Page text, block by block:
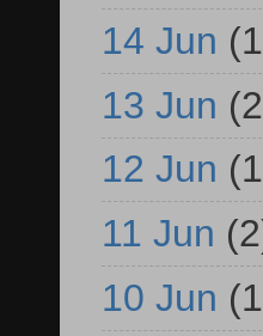
14 Jun
13 Jun
12 Jun
11 Jun
10 Jun